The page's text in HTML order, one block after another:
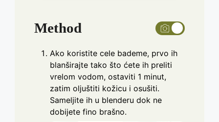
Method
Ako koristite cele bademe, prvo ih
blanširajte tako što ćete ih preliti
vrelom vodom, ostaviti 1 minut,
zatim oljuštiti kožicu i osušiti.
Sameljite ih u blenderu dok ne
dobijete fino brašno.